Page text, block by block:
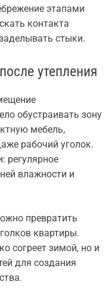
этапами
контакта
стыки.
утепления
обустраивать зону
мебель,
рабочий уголок.
регулярное
влажности и
превратить
квартиры.
согреет зимой, но и
для создания